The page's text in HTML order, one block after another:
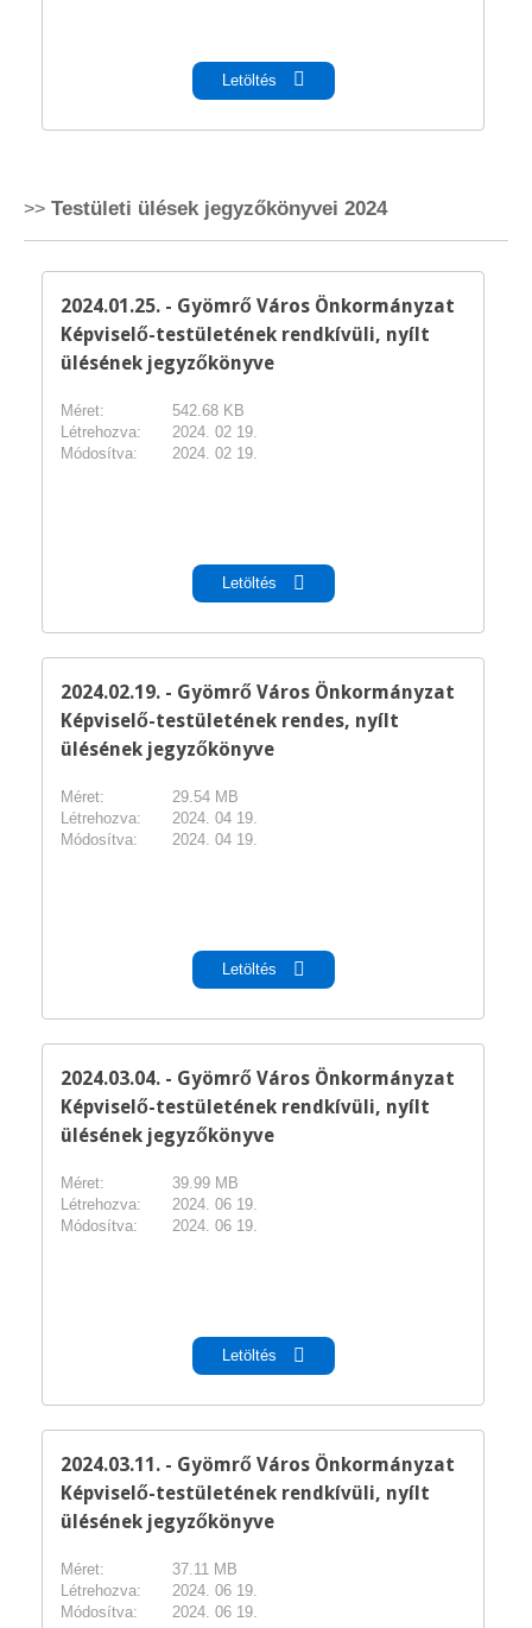
Letöltés
Testületi ülések jegyzőkönyvei 2024
2024.01.25. - Gyömrő Város Önkormányzat
Képviselő-testületének rendkívüli, nyílt
ülésének jegyzőkönyve
Méret:
542.68 KB
Létrehozva:
2024. 02 19.
Módosítva:
2024. 02 19.
Letöltés
2024.02.19. - Gyömrő Város Önkormányzat
Képviselő-testületének rendes, nyílt
ülésének jegyzőkönyve
Méret:
29.54 MB
Létrehozva:
2024. 04 19.
Módosítva:
2024. 04 19.
Letöltés
2024.03.04. - Gyömrő Város Önkormányzat
Képviselő-testületének rendkívüli, nyílt
ülésének jegyzőkönyve
Méret:
39.99 MB
Létrehozva:
2024. 06 19.
Módosítva:
2024. 06 19.
Letöltés
2024.03.11. - Gyömrő Város Önkormányzat
Képviselő-testületének rendkívüli, nyílt
ülésének jegyzőkönyve
Méret:
37.11 MB
Létrehozva:
2024. 06 19.
Módosítva:
2024. 06 19.